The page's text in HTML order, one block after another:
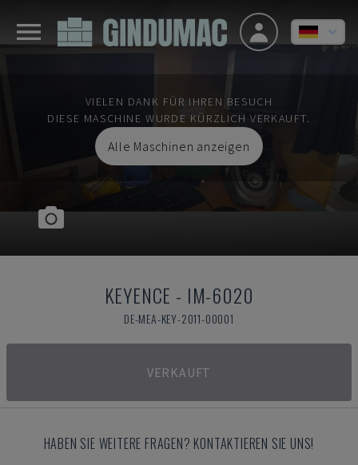
VIELEN DANK FÜR IHREN BESUCH
DIESE MASCHINE WURDE KÜRZLICH VERKAUFT.
Alle Maschinen anzeigen
KEYENCE - IM-6020
DE-MEA-KEY-2011-00001
VERKAUFT
HABEN SIE WEITERE FRAGEN? KONTAKTIEREN SIE UNS!